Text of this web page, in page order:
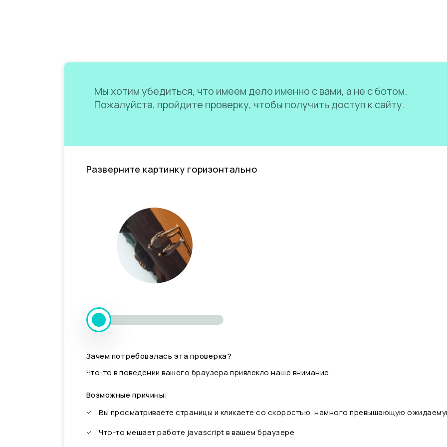
Мы хотим убедиться, что имеем дело именно с вами, а не с ботом.
Пожалуйста, пройдите проверку, чтобы получить доступ к сайту.
Разверните картинку горизонтально
Зачем потребовалась эта проверка?
Что-то в поведении вашего браузера привлекло наше внимание.
Возможные причины:
Вы просматриваете страницы и кликаете со скоростью, намного превышающую
Что-то мешает работе javascript в вашем браузере